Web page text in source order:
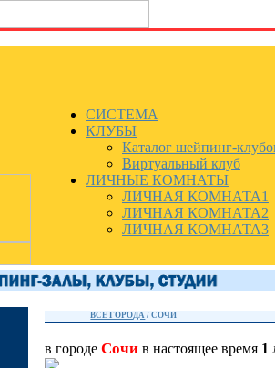
СИСТЕМА
КЛУБЫ
Каталог шейпинг-
Виртуальный клуб
ЛИЧНЫЕ КОМНАТЫ
ЛИЧНАЯ КОМНАТА1
ЛИЧНАЯ КОМНАТА2
ЛИЧНАЯ КОМНАТА3
ВСЕ ГОРОДА /СОЧИ
в городе Сочи в настоящее время 1